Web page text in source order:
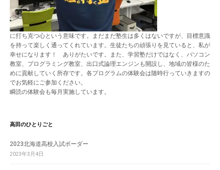
に打ち克つ心という意味です。まだまだ塾生は多くはないですが、目標意識
を持って楽しく通ってくれています。生徒たちの頑張りを見ていると、私が
幸せになります！ ありがたいです。また、学習塾だけではなく、パソコン
教室、プログラミング教室、出口式論理エンジンも開設し、地域の皆様のた
めに貢献していく所存です。各プログラムの体験会は随時行っていきますの
でお気軽にご参加ください。
瞬読の体験会も毎月実施しています。
高田のひとりごと
2023北海道高校入試ボーダー
2023年3月4日